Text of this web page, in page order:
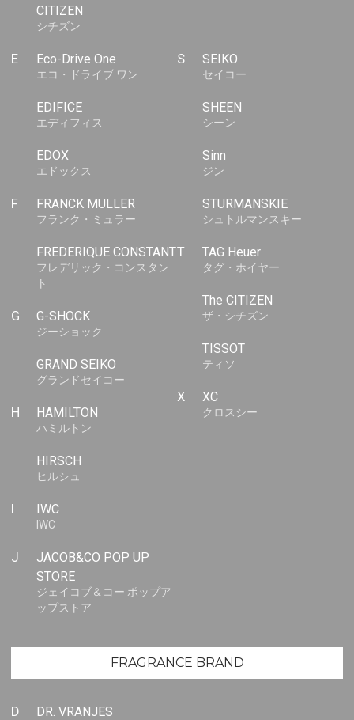
CITIZEN
シチズン
E Eco-Drive One
エコ・ドライブ ワン
EDIFICE
エディフィス
EDOX
エドックス
F FRANCK MULLER
フランク・ミュラー
FREDERIQUE CONSTANT
フレデリック・コンスタン
ト
G G-SHOCK
ジーショック
GRAND SEIKO
グランドセイコー
H HAMILTON
ハミルトン
HIRSCH
ヒルシュ
I IWC
IWC
J
JACOB&CO POP UP
STORE
ジェイコブ＆コー ポップア
ップストア
S SEIKO
セイコー
SHEEN
シーン
Sinn
ジン
STURMANSKIE
シュトルマンスキー
T TAG Heuer
タグ・ホイヤー
The CITIZEN
ザ・シチズン
TISSOT
ティソ
X XC
クロスシー
FRAGRANCE BRAND
D DR. VRANJES